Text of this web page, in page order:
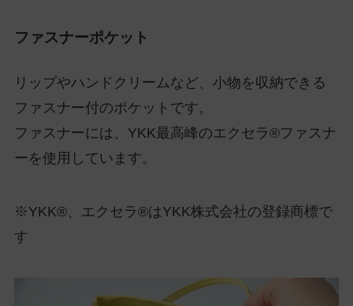
ファスナーポケット
リップやハンドクリームなど、小物を収納できる
ファスナー付のポケットです。
ファスナーには、YKK最高峰のエクセラ®ファスナ
ーを使用しています。
※YKK®、エクセラ®はYKK株式会社の登録商標で
す